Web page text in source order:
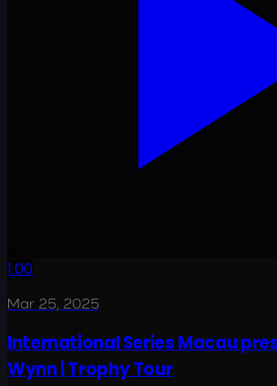
1:00
Mar 25, 2025
International Series Macau
Wynn | Trophy Tour